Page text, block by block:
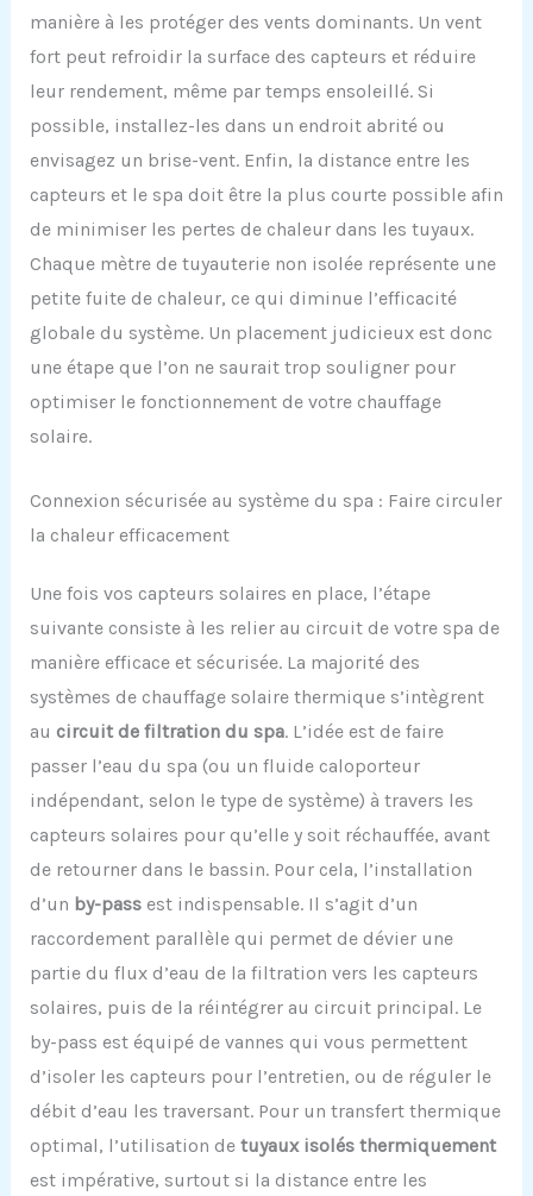
manière à les protéger des vents dominants. Un vent
fort peut refroidir la surface des capteurs et réduire
leur rendement, même par temps ensoleillé. Si
possible, installez-les dans un endroit abrité ou
envisagez un brise-vent. Enfin, la distance entre les
capteurs et le spa doit être la plus courte possible afin
de minimiser les pertes de chaleur dans les tuyaux.
Chaque mètre de tuyauterie non isolée représente une
petite fuite de chaleur, ce qui diminue l’efficacité
globale du système. Un placement judicieux est donc
une étape que l’on ne saurait trop souligner pour
optimiser le fonctionnement de votre chauffage
solaire.
Connexion sécurisée au système du spa : Faire circuler
la chaleur efficacement
Une fois vos capteurs solaires en place, l’étape
suivante consiste à les relier au circuit de votre spa de
manière efficace et sécurisée. La majorité des
systèmes de chauffage solaire thermique s’intègrent
au circuit de filtration du spa. L’idée est de faire
passer l’eau du spa (ou un fluide caloporteur
indépendant, selon le type de système) à travers les
capteurs solaires pour qu’elle y soit réchauffée, avant
de retourner dans le bassin. Pour cela, l’installation
d’un by-passest indispensable. Il s’agit d’un
raccordement parallèle qui permet de dévier une
partie du flux d’eau de la filtration vers les capteurs
solaires, puis de la réintégrer au circuit principal. Le
by-pass est équipé de vannes qui vous permettent
d’isoler les capteurs pour l’entretien, ou de réguler le
débit d’eau les traversant. Pour un transfert thermique
optimal, l’utilisation de tuyaux isolés thermiquement
est impérative, surtout si la distance entre les